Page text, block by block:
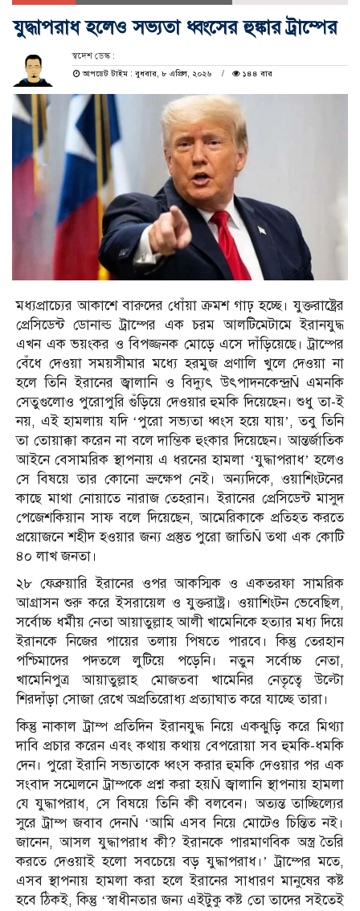
যুদ্ধাপরাধ হলেও সভ্যতা ধ্বংসের হুঙ্কার ট্রাম্পের
স্বদেশ ডেস্ক :
আপডেট টাইম : বুধবার, ৮ এপ্রিল, ২০২৬
১৪৪ বার
মধ্যপ্রাচ্যের আকাশে বারুদের ধোঁয়া ক্রমশ গাঢ় হচ্ছে। যুক্তরাষ্ট্রের
প্রেসিডেন্ট ডোনাল্ড ট্রাম্পের এক চরম আলটিমেটামে ইরানযুদ্ধ
এখন এক ভয়ংকর ও বিপজ্জনক মোড়ে এসে দাঁড়িয়েছে। ট্রাম্পের
বেঁধে দেওয়া সময়সীমার মধ্যে হরমুজ প্রণালি খুলে দেওয়া না
হলে তিনি ইরানের জ্বালানি ও বিদ্যুৎ উৎপাদনকেন্দ্রÑ এমনকি
সেতুগুলোও পুরোপুরি গুঁড়িয়ে দেওয়ার হুমকি দিয়েছেন। শুধু তা-ই
নয়, এই হামলায় যদি ‘পুরো সভ্যতা ধ্বংস হয়ে যায়’, তবু তিনি
তা তোয়াক্কা করেন না বলে দাম্ভিক হুংকার দিয়েছেন। আন্তর্জাতিক
আইনে বেসামরিক স্থাপনায় এ ধরনের হামলা ‘যুদ্ধাপরাধ’ হলেও
সে বিষয়ে তার কোনো ভ্রুক্ষেপ নেই। অন্যদিকে, ওয়াশিংটনের
কাছে মাথা নোয়াতে নারাজ তেহরান। ইরানের প্রেসিডেন্ট মাসুদ
পেজেশকিয়ান সাফ বলে দিয়েছেন, আমেরিকাকে প্রতিহত করতে
প্রয়োজনে শহীদ হওয়ার জন্য প্রস্তুত পুরো জাতিÑ তথা এক কোটি
৪০ লাখ জনতা।
২৮ ফেব্রুয়ারি ইরানের ওপর আকস্মিক ও একতরফা সামরিক
আগ্রাসন শুরু করে ইসরায়েল ও যুক্তরাষ্ট্র। ওয়াশিংটন ভেবেছিল,
সর্বোচ্চ ধর্মীয় নেতা আয়াতুল্লাহ আলী খামেনিকে হত্যার মধ্য দিয়ে
ইরানকে নিজের পায়ের তলায় পিষতে পারবে। কিন্তু তেরহান
পশ্চিমাদের পদতলে লুটিয়ে পড়েনি। নতুন সর্বোচ্চ নেতা,
খামেনিপুত্র আয়াতুল্লাহ মোজতবা খামেনির নেতৃত্বে উল্টো
শিরদাঁড়া সোজা রেখে অপ্রতিরোধ্য প্রত্যাঘাত করে যাচ্ছে তারা।
কিন্তু নাকাল ট্রাম্প প্রতিদিন ইরানযুদ্ধ নিয়ে একঝুড়ি করে মিথ্যা
দাবি প্রচার করেন এবং কথায় কথায় বেপরোয়া সব হুমকি-ধমকি
দেন। পুরো ইরানি সভ্যতাকে ধ্বংস করার হুমকি দেওয়ার পর এক
সংবাদ সম্মেলনে ট্রাম্পকে প্রশ্ন করা হয়Ñ জ্বালানি স্থাপনায় হামলা
যে যুদ্ধাপরাধ, সে বিষয়ে তিনি কী বলবেন। অত্যন্ত তাচ্ছিল্যের
সুরে ট্রাম্প জবাব দেনÑ ‘আমি এসব নিয়ে মোটেও চিন্তিত নই।
জানেন, আসল যুদ্ধাপরাধ কী? ইরানকে পারমাণবিক অস্ত্র তৈরি
করতে দেওয়াই হলো সবচেয়ে বড় যুদ্ধাপরাধ।’ ট্রাম্পের মতে,
এসব স্থাপনায় হামলা করা হলে ইরানের সাধারণ মানুষের কষ্ট
হবে ঠিকই, কিন্তু ‘স্বাধীনতার জন্য এইটুকু কষ্ট তো তাদের সইতেই